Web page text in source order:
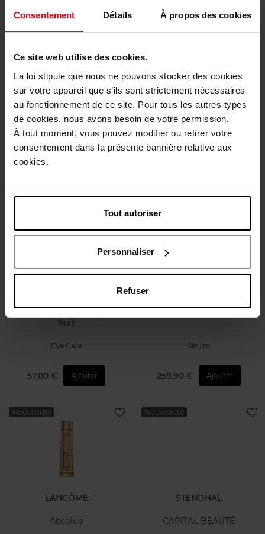
Consentement Détails À propos des cookies
Ce site web utilise des cookies.
La loi stipule que nous ne pouvons stocker des cookies
sur votre appareil que s’ils sont strictement nécessaires
au fonctionnement de ce site. Pour tous les autres types
de cookies, nous avons besoin de votre permission.
À tout moment, vous pouvez modifier ou retirer votre
consentement dans la présente bannière relative aux
cookies.
Tout autoriser
Personnaliser
Refuser
GUERLAIN
ABEILLE ROYALE
ADVANCED DOUBLE R
RENEW & REPAIR SERUM
Sérum
RENERFIE MULTI LIFT ULTRA
H.C.F. TRIPLE SERUM ANTI-
AGE
Sérum
Nuit
Eye Care
57,00 € Ajouter
Sérum
259,90 € Ajouter
Nouveauté
LANCÔME
Absolue
Nouveauté
STENDHAL
CAPITAL BEAUTÉ